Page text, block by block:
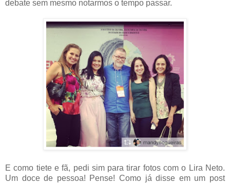
debate sem mesmo notarmos o tempo passar.
E como tiete e fã, pedi sim para tirar fotos com o Lira Neto.
Um doce de pessoa! Pense! Como já disse em um post